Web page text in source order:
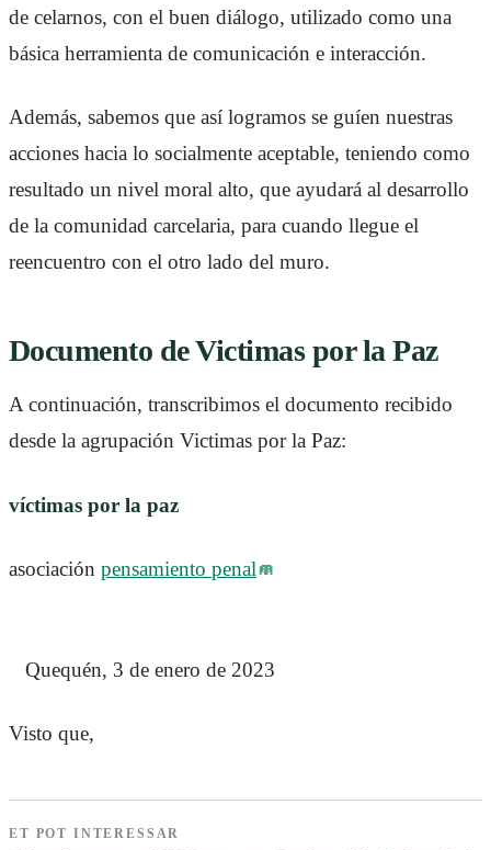
de celarnos, con el buen diálogo, utilizado como una
básica herramienta de comunicación e interacción.
Además, sabemos que así logramos se guíen nuestras
acciones hacia lo socialmente aceptable, teniendo como
resultado un nivel moral alto, que ayudará al desarrollo
de la comunidad carcelaria, para cuando llegue el
reencuentro con el otro lado del muro.
Documento de Victimas por la Paz
A continuación, transcribimos el documento recibido
desde la agrupación Victimas por la Paz:
víctimas por la paz
asociación pensamiento penal
Quequén, 3 de enero de 2023
Visto que,
ET POT INTERESSAR